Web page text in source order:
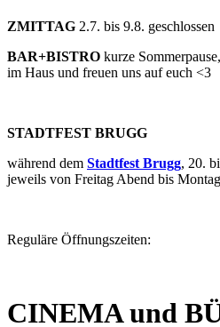
ZMITTAG 2.7. bis 9.8. geschlossen
BAR+BISTRO kurze
im Haus und freuen uns auf euch <3
STADTFEST BRUGG
während dem Stadtfest Brugg, 20.
jeweils von Freitag Abend bis
Reguläre Öffnungszeiten:
CINEMA und